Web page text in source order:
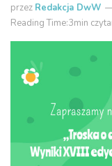
przez Redakcja DwW
Reading Time:3min